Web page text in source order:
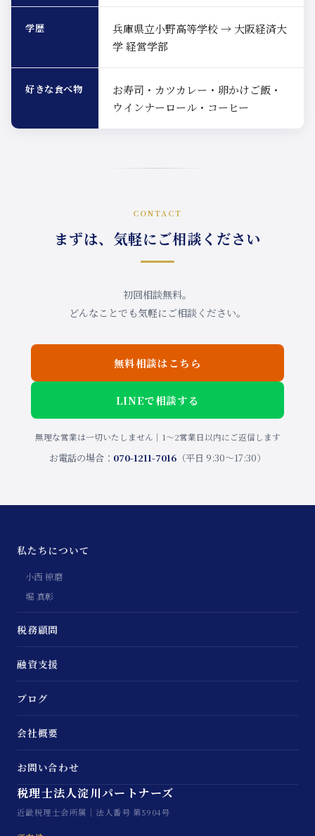
学歴
兵庫県立小野高等学校 → 大阪経済大
学 経営学部
好きな食べ物
お寿司・カツカレー・卵かけご飯・
ウインナーロール・コーヒー
CONTACT
まずは、気軽にご相談ください
初回相談無料。
どんなことでも気軽にご相談ください。
無料相談はこちら
LINEで相談する
無理な営業は一切いたしません｜1〜2営業日以内にご返信します
お電話の場合： 070-1211-7016 （平日 9:30〜17:30）
私たちについて
小西 椋磨
堀 真彰
税務顧問
融資支援
ブログ
会社概要
お問い合わせ
税理士法人淀川パートナーズ
近畿税理士会所属｜法人番号 第5904号